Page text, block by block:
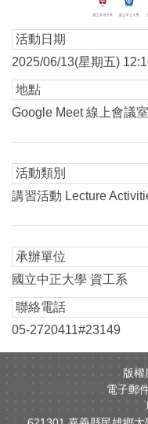
活動日期
2025/06/13(星期五)
地點
Google Meet 線上會議室
活動類別
講習活動 Lecture
承辦單位
國立中正大學 資工系
聯絡電話
05-2720411#23149
版
電子郵